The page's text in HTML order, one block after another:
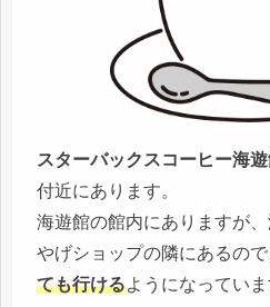
スターバックスコーヒー海
付近にあります。
海遊館の館内にありますが
やげショップの隣にあるので
ても行けるようになっていま